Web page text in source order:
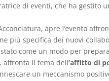
di eventi, che ha gestito
apre l’evento
più specifica dei nuovi
come un modo per
affronta il tema dell’affitto di
un meccanismo